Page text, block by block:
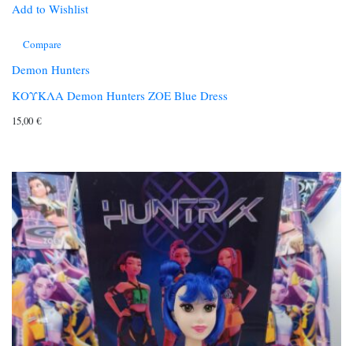
Add to Wishlist
Compare
Demon Hunters
ΚΟΥΚΛΑ Demon Hunters ZOE Blue Dress
15,00 €